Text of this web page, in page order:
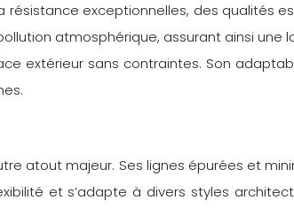
exceptionnelles, des qualités
atmosphérique, assurant ainsi
extérieur sans contraintes. Son
atout majeur. Ses lignes épurées et
et s’adapte à divers styles